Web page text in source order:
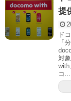
提
ド
「
対
with
コ...